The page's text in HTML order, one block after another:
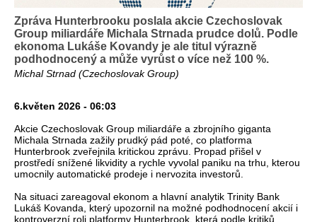
Zpráva Hunterbrooku poslala akcie Czechoslovak
Group miliardáře Michala Strnada prudce dolů. Podle
ekonoma Lukáše Kovandy je ale titul výrazně
podhodnocený a může vyrůst o více než 100 %.
Michal Strnad (Czechoslovak Group)
6.květen 2026 - 06:03
Akcie Czechoslovak Group miliardáře a zbrojního giganta
Michala Strnada zažily prudký pád poté, co platforma
Hunterbrook zveřejnila kritickou zprávu. Propad přišel v
prostředí snížené likvidity a rychle vyvolal paniku na trhu, kterou
umocnily automatické prodeje i nervozita investorů.
Na situaci zareagoval ekonom a hlavní analytik Trinity Bank
Lukáš Kovanda, který upozornil na možné podhodnocení akcií i
kontroverzní roli platformy Hunterbrook, která podle kritiků